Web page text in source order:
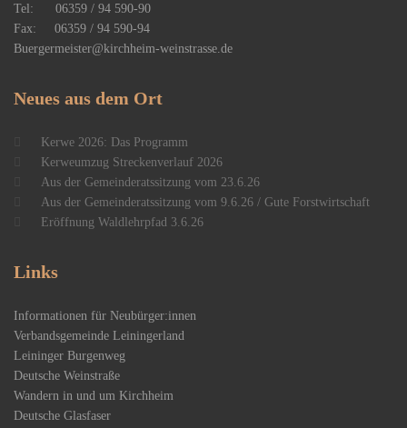
Tel: 06359 / 94 590-90
Fax: 06359 / 94 590-94
Buergermeister@kirchheim-weinstrasse.de
Neues aus dem Ort
Kerwe 2026: Das Programm
Kerweumzug Streckenverlauf 2026
Aus der Gemeinderatssitzung vom 23.6.26
Aus der Gemeinderatssitzung vom 9.6.26 / Gute Forstwirtschaft
Eröffnung Waldlehrpfad 3.6.26
Links
Informationen für Neubürger:innen
Verbandsgemeinde Leiningerland
Leininger Burgenweg
Deutsche Weinstraße
Wandern in und um Kirchheim
Deutsche Glasfaser